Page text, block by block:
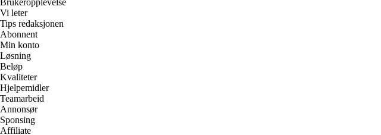
Brukeropplevelse
Vi leter
Tips redaksjonen
Abonnent
Min konto
Løsning
Beløp
Kvaliteter
Hjelpemidler
Teamarbeid
Annonsør
Sponsing
Affiliate